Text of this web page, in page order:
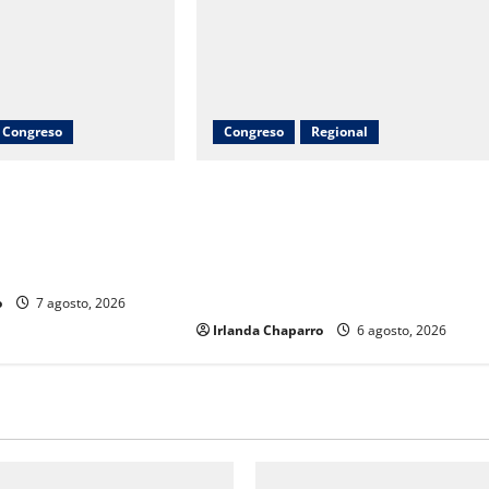
Congreso
7 agosto, 2026
Congreso Regional
Irlanda Chaparro 6 agosto, 2026